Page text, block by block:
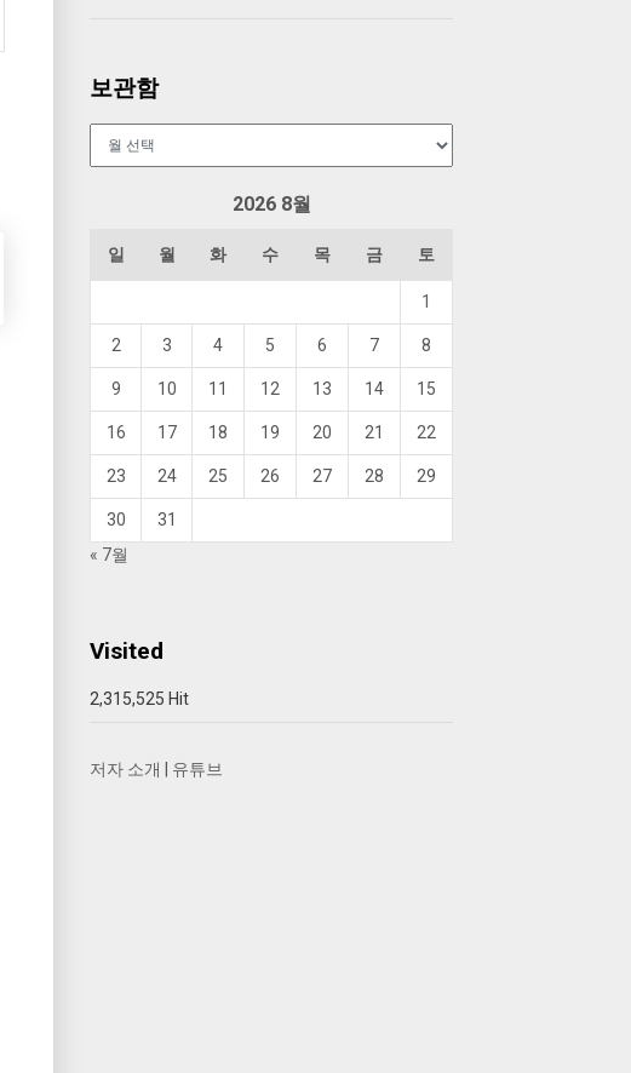
보관함
2026 8월
일 월 화 수 목 금 토
1
2 3 4 5 6 7 8
9 10 11 12 13 14 15
16 17 18 19 20 21 22
23 24 25 26 27 28 29
30
31
« 7월
Visited
2,315,525 Hit
저자 소개 유튜브